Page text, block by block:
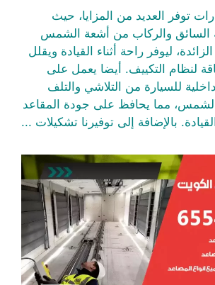
توفر العديد من المزايا، حيث
السائق والركاب من أشعة الشمس
ليوفر راحة أثناء القيادة ويقلل
لنظام التكييف. أيضا يعمل على
للسيارة من التلاشي والتلف
مما يحافظ على جودة المقاعد
بالإضافة إلى توفيرنا تشكيلات ...